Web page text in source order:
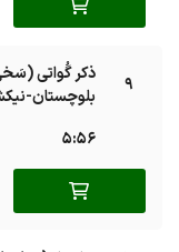
9
ذکر گُواتی
بلوچستان-
5:56